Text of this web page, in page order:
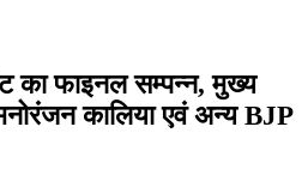
का फाइनल सम्पन्न, मुख्य
कालिया एवं अन्य BJP